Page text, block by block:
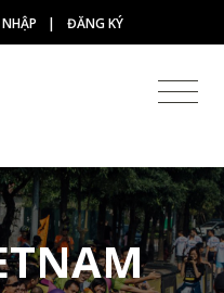
| ĐĂNG KÝ